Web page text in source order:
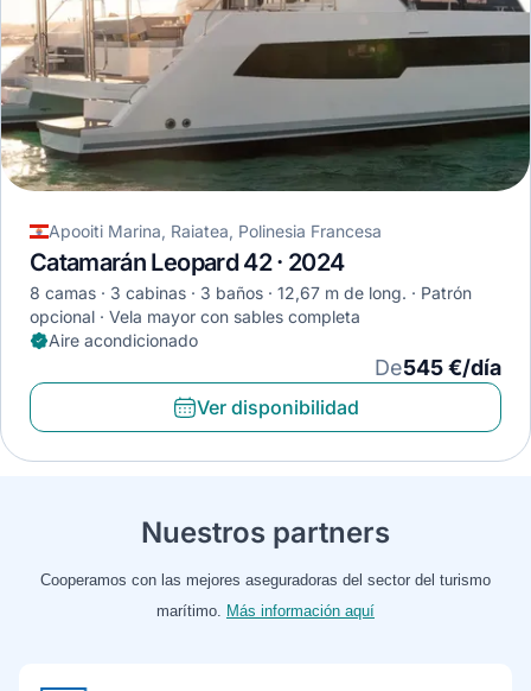
Apooiti Marina, Raiatea, Polinesia Francesa
Catamarán Leopard 42 · 2024
8 camas 3 cabinas 3 baños 12,67 m de long.
Patrón
opcional
Vela mayor con sables completa
Aire acondicionado
De545 €/día
Ver disponibilidad
Nuestros partners
Cooperamos con las mejores aseguradoras del sector del turismo
marítimo. Más información aquí